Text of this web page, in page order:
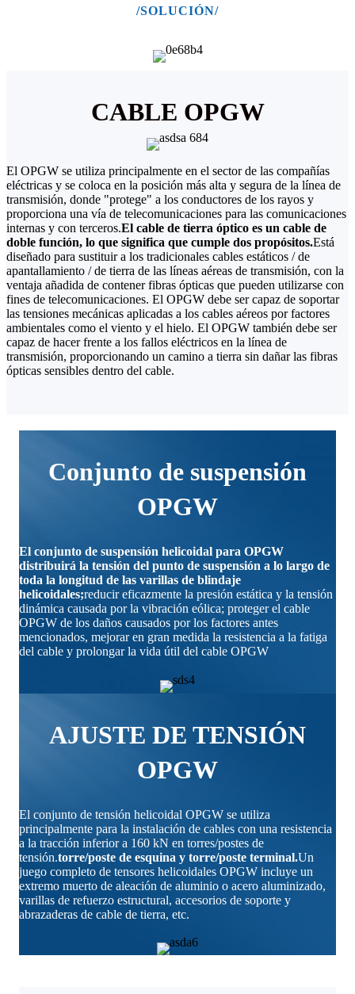
/SOLUCIÓN/
CABLE OPGW
El OPGW se utiliza principalmente en el sector de las compañías
eléctricas y se coloca en la posición más alta y segura de la línea de
transmisión, donde "protege" a los conductores de los rayos y
proporciona una vía de telecomunicaciones para las comunicaciones
internas y con terceros.El cable de tierra óptico es un cable de
doble función, lo que significa que cumple dos propósitos.Está
diseñado para sustituir a los tradicionales cables estáticos / de
apantallamiento / de tierra de las líneas aéreas de transmisión, con la
ventaja añadida de contener fibras ópticas que pueden utilizarse con
fines de telecomunicaciones. El OPGW debe ser capaz de soportar
las tensiones mecánicas aplicadas a los cables aéreos por factores
ambientales como el viento y el hielo. El OPGW también debe ser
capaz de hacer frente a los fallos eléctricos en la línea de
transmisión, proporcionando un camino a tierra sin dañar las fibras
ópticas sensibles dentro del cable.
Conjunto de suspensión
OPGW
El conjunto de suspensión helicoidal para OPGW
distribuirá la tensión del punto de suspensión a lo largo de
toda la longitud de las varillas de blindaje
helicoidales;reducir eficazmente la presión estática y la tensión
dinámica causada por la vibración eólica; proteger el cable
OPGW de los daños causados por los factores antes
mencionados, mejorar en gran medida la resistencia a la fatiga
del cable y prolongar la vida útil del cable OPGW
AJUSTE DE TENSIÓN
OPGW
El conjunto de tensión helicoidal OPGW se utiliza
principalmente para la instalación de cables con una resistencia
a la tracción inferior a 160 kN en torres/postes de
tensión.torre/poste de esquina y torre/poste terminal.Un
juego completo de tensores helicoidales OPGW incluye un
extremo muerto de aleación de aluminio o acero aluminizado,
varillas de refuerzo estructural, accesorios de soporte y
abrazaderas de cable de tierra, etc.